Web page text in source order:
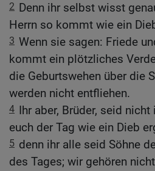
2 Denn ihr selbst wisst
Herrn so kommt wie ein
3 Wenn sie sagen: Friede
kommt ein plötzliches
die Geburtswehen über die
werden nicht entfliehen.
4 Ihr aber, Brüder, seid
euch der Tag wie ein Dieb
5 denn ihr alle seid Söhne
des Tages; wir gehören